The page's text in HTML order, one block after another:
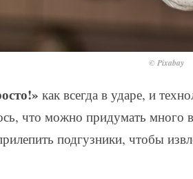
© Pixabay
как всегда в ударе, и
что можно придумать много
подгузники, чтобы